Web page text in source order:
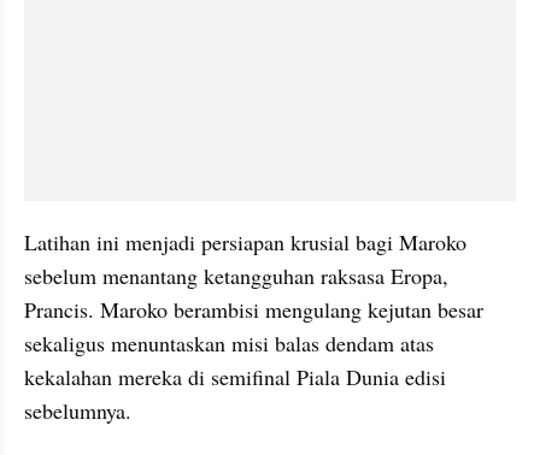
Latihan ini menjadi persiapan krusial bagi Maroko
sebelum menantang ketangguhan raksasa Eropa,
Prancis. Maroko berambisi mengulang kejutan besar
sekaligus menuntaskan misi balas dendam atas
kekalahan mereka di semifinal Piala Dunia edisi
sebelumnya.